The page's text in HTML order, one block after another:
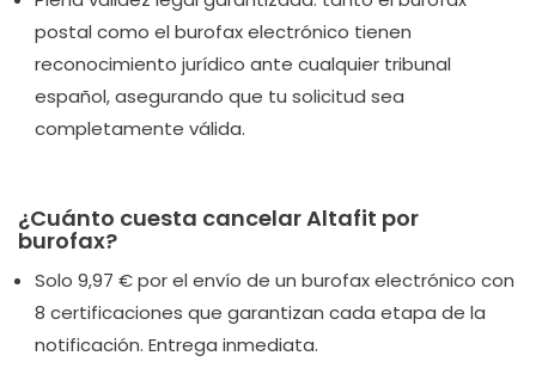
postal como el burofax electrónico tienen
reconocimiento jurídico ante cualquier tribunal
español, asegurando que tu solicitud sea
completamente válida.
¿Cuánto cuesta cancelar Altafit por
burofax?
Solo 9,97 € por el envío de un burofax electrónico con
8 certificaciones que garantizan cada etapa de la
notificación. Entrega inmediata.